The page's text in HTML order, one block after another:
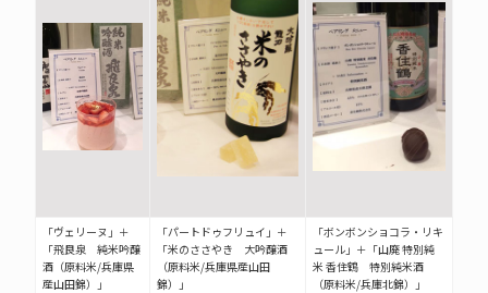
「ヴェリーヌ」＋
「飛良泉 純米吟醸
酒（原料米/兵庫県
産山田錦）」
「パートドゥフリュイ」＋
「米のささやき 大吟醸酒
（原料米/兵庫県産山田
錦）」
「ボンボンショコラ・リキ
ュール」＋「山廃 特別純
米 香住鶴 特別純米酒
（原料米/兵庫北錦）」